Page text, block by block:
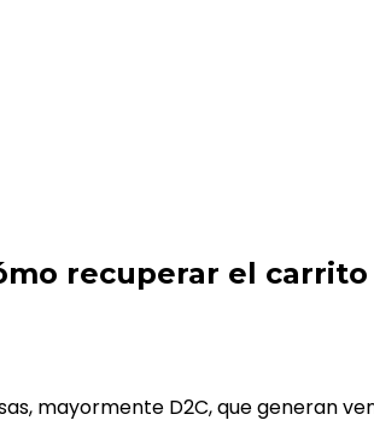
recuperar el
mayormente D2C, que generan